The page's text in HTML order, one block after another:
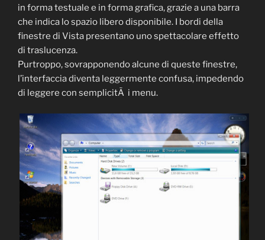
in forma testuale e in forma grafica, grazie a una barra
che indica lo spazio libero disponibile. I bordi della
finestre di Vista presentano uno spettacolare effetto
di traslucenza.
Purtroppo, sovrapponendo alcune di queste finestre,
l’interfaccia diventa leggermente confusa, impedendo
di leggere con semplicitÃ i menu.